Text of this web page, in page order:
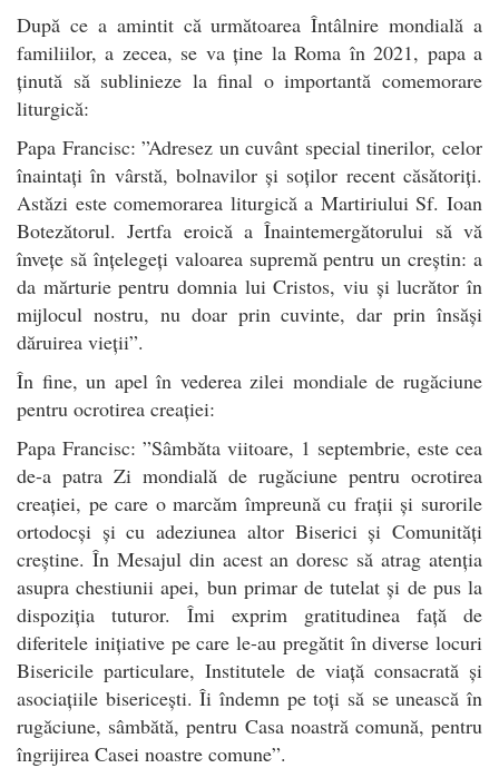
După ce a amintit că următoarea Întâlnire mondială a
familiilor, a zecea, se va ține la Roma în 2021, papa a
ținută să sublinieze la final o importantă comemorare
liturgică:
Papa Francisc: ”Adresez un cuvânt special tinerilor, celor
înaintați în vârstă, bolnavilor și soților recent căsătoriți.
Astăzi este comemorarea liturgică a Martiriului Sf. Ioan
Botezătorul. Jertfa eroică a Înaintemergătorului să vă
învețe să înțelegeți valoarea supremă pentru un creștin: a
da mărturie pentru domnia lui Cristos, viu și lucrător în
mijlocul nostru, nu doar prin cuvinte, dar prin însăși
dăruirea vieții”.
În fine, un apel în vederea zilei mondiale de rugăciune
pentru ocrotirea creației:
Papa Francisc: ”Sâmbăta viitoare, 1 septembrie, este cea
de-a patra Zi mondială de rugăciune pentru ocrotirea
creației, pe care o marcăm împreună cu frații și surorile
ortodocși și cu adeziunea altor Biserici și Comunități
creștine. În Mesajul din acest an doresc să atrag atenția
asupra chestiunii apei, bun primar de tutelat și de pus la
dispoziția tuturor. Îmi exprim gratitudinea față de
diferitele inițiative pe care le-au pregătit în diverse locuri
Bisericile particulare, Institutele de viață consacrată și
asociațiile bisericești. Îi îndemn pe toți să se unească în
rugăciune, sâmbătă, pentru Casa noastră comună, pentru
îngrijirea Casei noastre comune”.